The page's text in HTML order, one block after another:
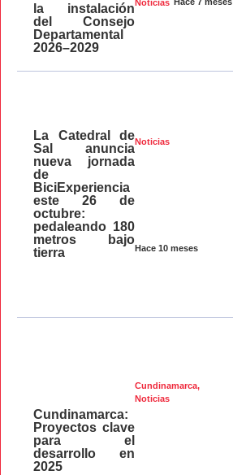
Noticias
la instalación
del Consejo
Departamental
2026–2029
Noticias
Hace 10 meses
La Catedral de
Sal anuncia
nueva jornada
de
BiciExperiencia
este 26 de
octubre:
pedaleando 180
metros bajo
tierra
Cundinamarca,
Noticias
Cundinamarca:
Proyectos clave
para el
desarrollo en
2025